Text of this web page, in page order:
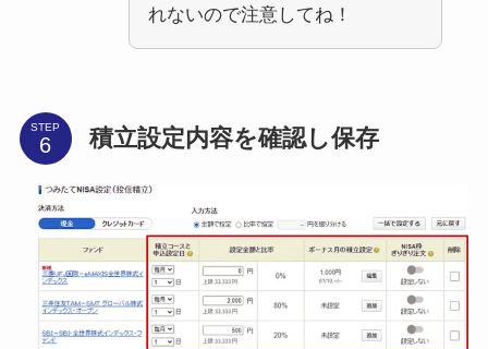
れないので注意してね！
STEP 積立設定内容を確認し保存